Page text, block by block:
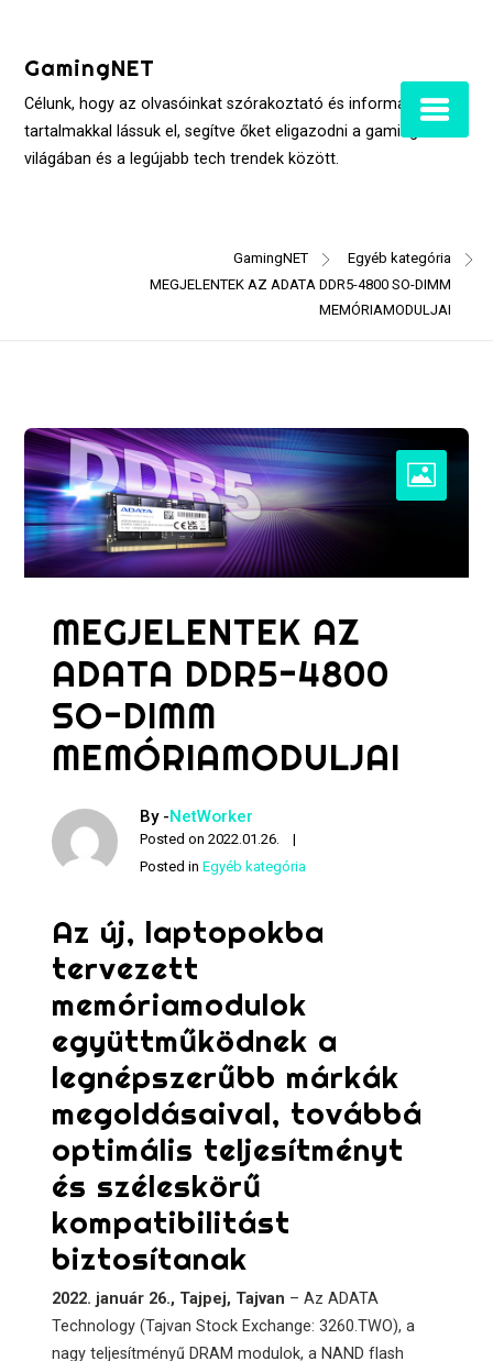
contentGamingNET
Célunk, hogy az olvasóinkat szórakoztató és informatív
tartalmakkal lássuk el, segítve őket eligazodni a gaming
világában és a legújabb tech trendek között.
GamingNET
Egyéb kategória
MEGJELENTEK AZ ADATA DDR5-4800 SO-DIMM
MEMÓRIAMODULJAI
MEGJELENTEK AZ
ADATA DDR5-4800
SO-DIMM
MEMÓRIAMODULJAI
By -NetWorker
Posted on2022.01.26.
Posted inEgyéb kategória
Az új, laptopokba
tervezett
memóriamodulok
együttműködnek a
legnépszerűbb márkák
megoldásaival, továbbá
optimális teljesítményt
és széleskörű
kompatibilitást
biztosítanak
2022. január 26., Tajpej, Tajvan – Az ADATA
Technology (Tajvan Stock Exchange: 3260.TWO), a
nagy teljesítményű DRAM modulok, a NAND flash